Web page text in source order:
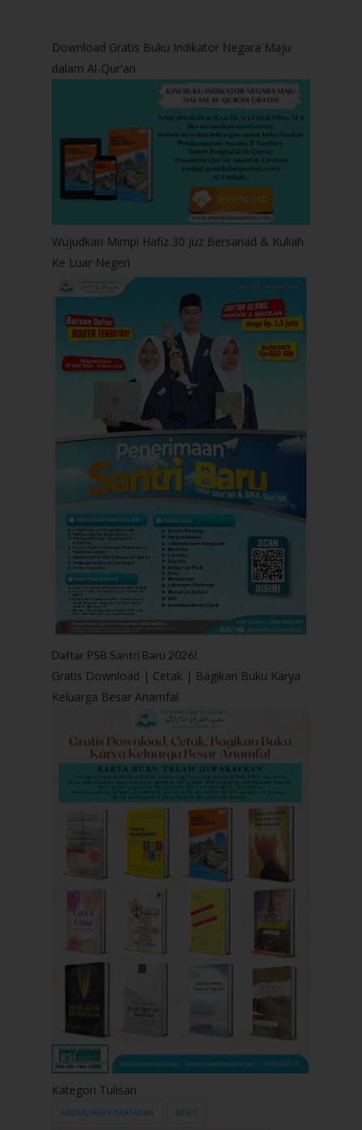
Download Gratis Buku Indikator Negara Maju
dalam Al-Qur'an
Wujudkan Mimpi Hafiz 30 Juz Bersanad & Kuliah
Ke Luar Negeri
Daftar PSB Santri Baru 2026!
Gratis Download | Cetak | Bagikan Buku Karya
Keluarga Besar Anamfal
Kategori Tulisan
ABDUL HAYY FARMAWI ACEH